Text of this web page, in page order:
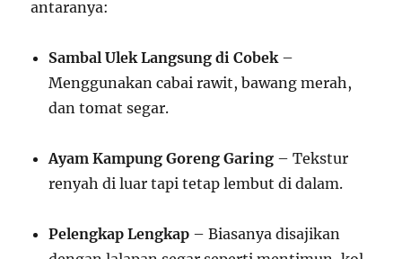
antaranya:
Sambal Ulek Langsung di Cobek –
Menggunakan cabai rawit, bawang merah,
dan tomat segar.
Ayam Kampung Goreng Garing – Tekstur
renyah di luar tapi tetap lembut di dalam.
Pelengkap Lengkap – Biasanya disajikan